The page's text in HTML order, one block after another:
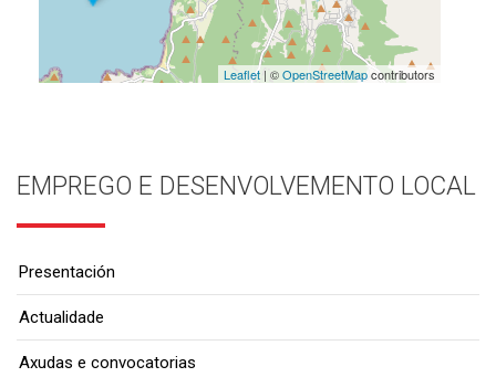
Leaflet| ©OpenStreetMapcontributors
EMPREGO E DESENVOLVEMENTO LOCAL
Presentación
Actualidade
Axudas e convocatorias